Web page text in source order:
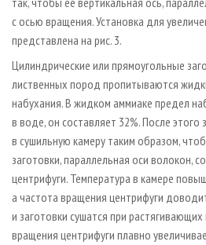
с осью вращения. Установка для
представлена на рис. 3.
Цилиндрические или прямоугольные
лиственных пород пропитываются
набухания. В жидком аммиаке предел
в воде, он составляет 32%. После
в сушильную камеру таким образом,
заготовки, параллельная оси волокон,
центрифуги. Температура в камере
а частота вращения центрифуги
и заготовки сушатся при
вращения центрифуги плавно